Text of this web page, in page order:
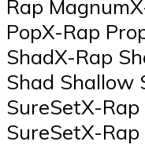
Rap
PopX-Rap
ShadX-Rap
Shad Shallow
SureSetX-
SureSetX-